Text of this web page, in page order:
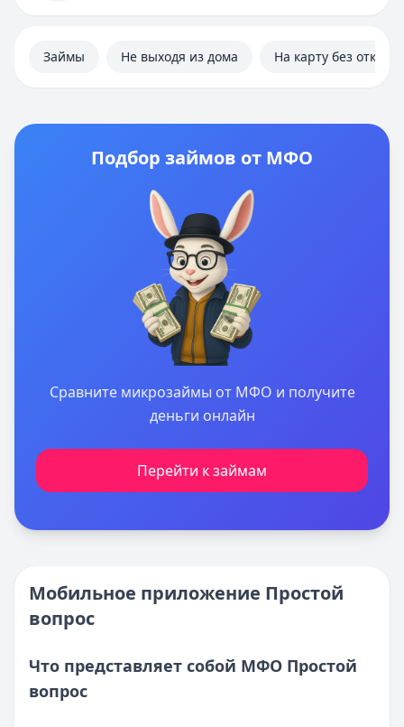
Займы Не выходя из дома На карту без отказа
Подбор займов от МФО
Сравните микрозаймы от МФО и получите
деньги онлайн
Перейти к займам
Мобильное приложение Простой
вопрос
Что представляет собой МФО Простой
вопрос